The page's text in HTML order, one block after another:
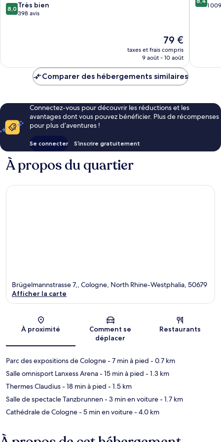
Innenstadt
8.0
sur
8,0 Très bien
398 avis
Le
nouveau
prix
de
79 €
taxes et frais compris
9 août - 10 août
ville
sur 1
Comparer des hébergements similaires
Connectez-vous pour découvrir les réductions et les
avantages dont vous pouvez bénéficier. Plus de récompenses
pour plus d’aventures !
Se connecter S’inscrire gratuitement
À propos du quartier
Carte
Brügelmannstrasse 7,, Cologne, North Rhine-Westphalia, 50679
Afficher la carte
À proximité
Comment se
déplacer
Restaurants
Parc des expositions de Cologne- 7 min à pied - 0.7 km
Salle omnisport Lanxess Arena- 15 min à pied - 1.3 km
Thermes Claudius- 18 min à pied - 1.5 km
Salle de spectacle Tanzbrunnen- 3 min en voiture- 1.7 km
Cathédrale de Cologne- 5 min en voiture- 4.0 km